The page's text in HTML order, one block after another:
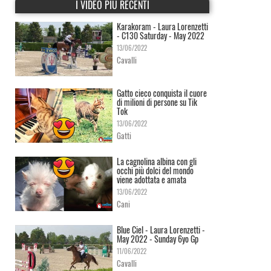
I VIDEO PIÙ RECENTI
Karakoram - Laura Lorenzetti
- C130 Saturday - May 2022
13/06/2022
Cavalli
Gatto cieco conquista il cuore
di milioni di persone su Tik
Tok
13/06/2022
Gatti
La cagnolina albina con gli
occhi più dolci del mondo
viene adottata e amata
13/06/2022
Cani
Blue Ciel - Laura Lorenzetti -
May 2022 - Sunday 6yo Gp
11/06/2022
Cavalli